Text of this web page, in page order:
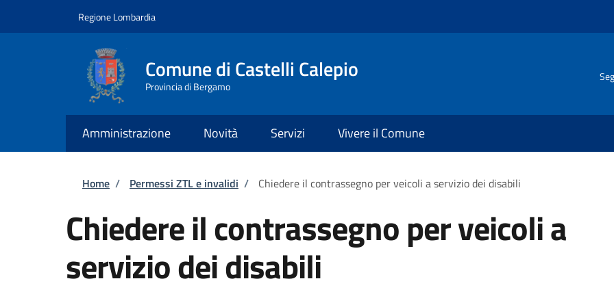
Regione Lombardia
Comune di Castelli Calepio
Provincia di Bergamo
Amministrazione Novità Servizi Vivere il Comune
Briciole di pane
Home / Permessi ZTL e invalidi / Chiedere il contrassegno per veicoli a servizio dei disabili
Chiedere il contrassegno per veicoli a
servizio dei disabili